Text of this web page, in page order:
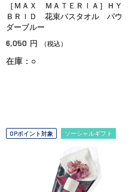
［ＭＡＸ ＭＡＴＥＲＩＡ］ＨＹ
ＢＲＩＤ 花束バスタオル パウ
ダーブルー
6,050 円 （税込）
在庫：○
OPポイント対象 ソーシャルギフト